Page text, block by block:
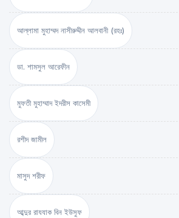
আল্লামা মুহাম্মদ নাসীরুদ্দীন আলবানী (রহঃ)
ডা. শামসুল আরেফীন
মুফতী মুহাম্মাদ ইদরীস কাসেমী
রশীদ জামীল
মাসুদ শরীফ
আব্দুর রাযযাক বিন ইউসুফ